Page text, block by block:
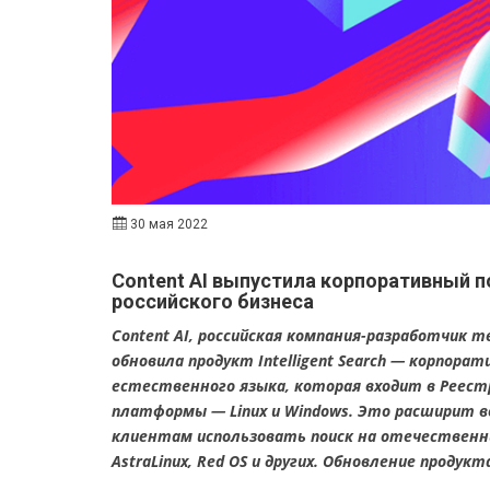
30 мая 2022
Content AI выпустила корпоративный
российского бизнеса
Content AI, российская компания-
обновила продукт Intelligent Search —
естественного языка, которая входит в
платформы — Linux и Windows. Это расширит
клиентам использовать поиск на
AstraLinux, Red OS и других. Обновление